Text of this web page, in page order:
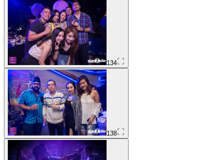
134
138